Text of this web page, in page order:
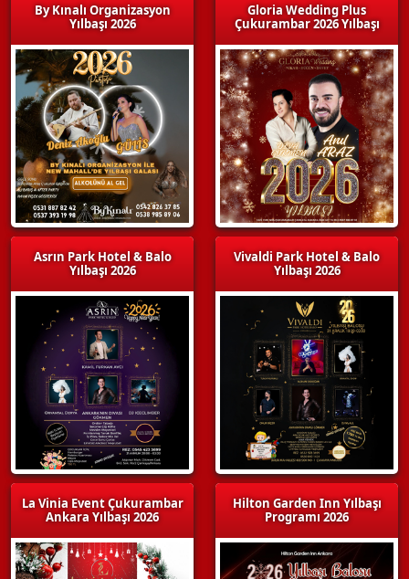
By Kınalı Organizasyon
Yılbaşı 2026
Asrın Park Hotel & Balo
Yılbaşı 2026
La Vinia Event Çukurambar
Ankara Yılbaşı 2026
Gloria Wedding Plus
Çukurambar 2026 Yılbaşı
Vivaldi Park Hotel & Balo
Yılbaşı 2026
Hilton Garden Inn Yılbaşı
Programı 2026